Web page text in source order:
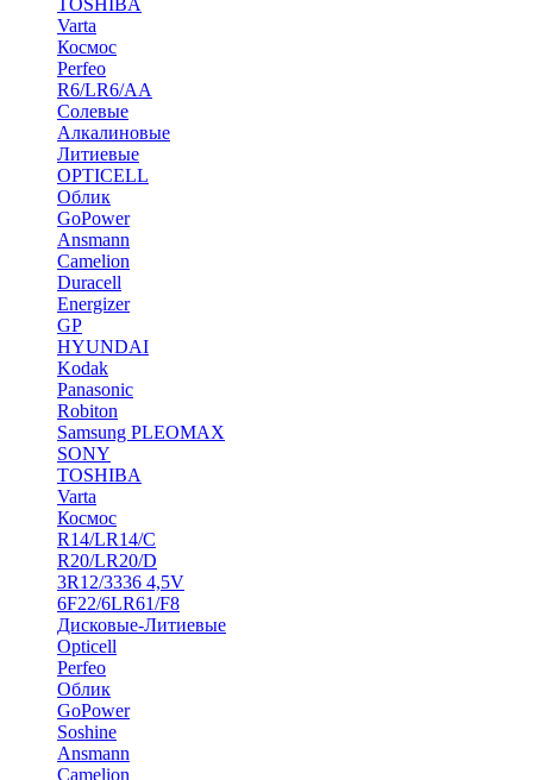
TOSHIBA
Varta
Космос
Perfeo
R6/LR6/AA
Солевые
Алкалиновые
Литиевые
OPTICELL
Облик
GoPower
Ansmann
Camelion
Duracell
Energizer
GP
HYUNDAI
Kodak
Panasonic
Robiton
Samsung PLEOMAX
SONY
TOSHIBA
Varta
Космос
R14/LR14/C
R20/LR20/D
3R12/3336 4,5V
6F22/6LR61/F8
Дисковые-Литиевые
Opticell
Perfeo
Облик
GoPower
Soshine
Ansmann
Camelion